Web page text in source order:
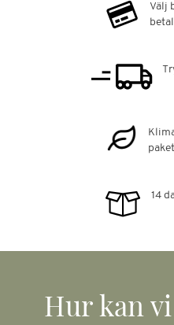
Välj
paket
14
Hur kan